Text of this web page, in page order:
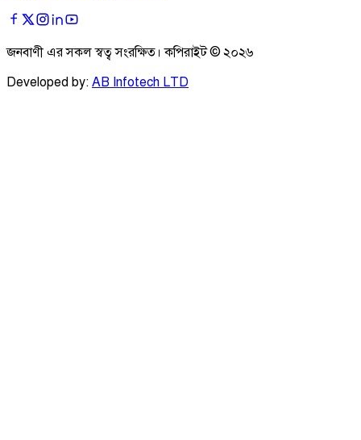
জনবাণী এর সকল স্বত্ব সংরক্ষিত। কপিরাইট © ২০২৬
Developed by: AB Infotech LTD